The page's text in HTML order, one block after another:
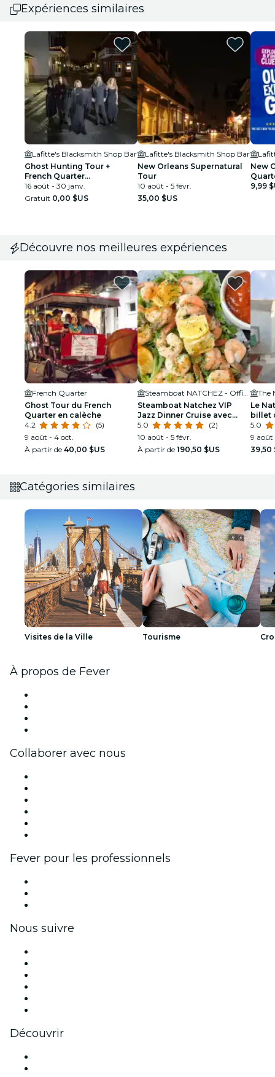
Expériences similaires
Lafitte's Blacksmith Shop Bar
Ghost Hunting Tour +
French Quarter
Supernatural : fantômes,
voodoo et paranormal
16 août - 30 janv.
Gratuit 0,00 $US
Lafitte's Blacksmith Shop Bar
New Orleans Supernatural
Tour
10 août - 5 févr.
35,00 $US
New
9,99
Découvre nos meilleures expériences
French Quarter
Ghost Tour du French
Quarter en calèche
4.2
(5)
9 août - 4 oct.
À partir de 40,00 $US
Steamboat NATCHEZ - Official Site
Steamboat Natchez VIP
Jazz Dinner Cruise avec
visite privée et option bar à
volonté
5.0
(2)
10 août - 5 févr.
À partir de 190,50 $US
The
Le
billet
5.0
9 août
39,50
Catégories similaires
Visites de la Ville Tourisme
À propos de Fever
Collaborer avec nous
Fever pour les professionnels
Nous suivre
Découvrir